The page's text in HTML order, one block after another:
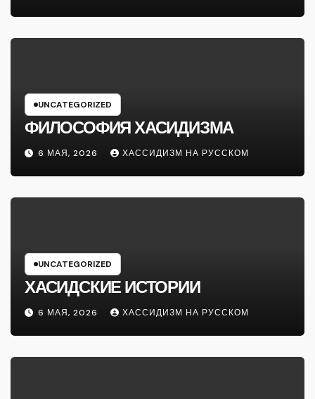
UNCATEGORIZED
ФИЛОСОФИЯ ХАСИДИЗМА
6 МАЯ, 2026 ХАССИДИЗМ НА РУССКОМ
UNCATEGORIZED
ХАСИДСКИЕ ИСТОРИИ
6 МАЯ, 2026 ХАССИДИЗМ НА РУССКОМ